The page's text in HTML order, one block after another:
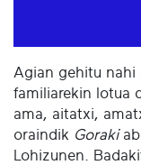
Agian gehitu nahi
familiarekin lotua
ama, aitatxi,
oraindik Goraki
Lohizunen.